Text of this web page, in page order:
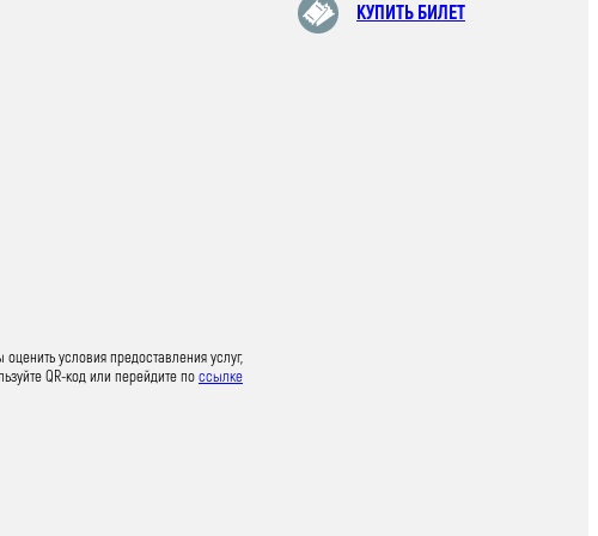
КУПИТЬ БИЛЕТ
оценить условия предоставления услуг,
QR-код или перейдите поссылке